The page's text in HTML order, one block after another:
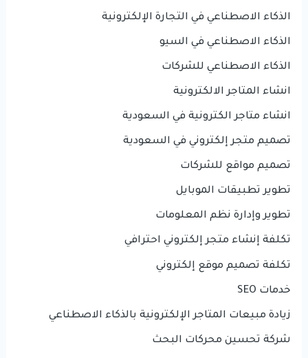
الذكاء الاصطناعي في التجارة الإلكترونية
الذكاء الاصطناعي في السيو
الذكاء الاصطناعي للشركات
انشاء المتاجر الالكترونية
انشاء متاجر الكترونية في السعودية
تصميم متجر إلكتروني في السعودية
تصميم مواقع للشركات
تطوير تطبيقات الموبايل
تطوير وإدارة نظم المعلومات
تكلفة إنشاء متجر إلكتروني احترافي
تكلفة تصميم موقع إلكتروني
خدمات SEO
زيادة مبيعات المتاجر الإلكترونية بالذكاء الاصطناعي
شركة تحسين محركات البحث